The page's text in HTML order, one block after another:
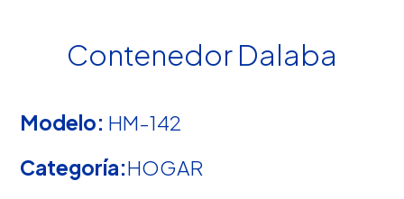
Contenedor Dalaba
Modelo: HM-142
Categoría:HOGAR